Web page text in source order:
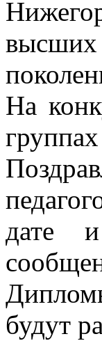
высших
На
дате
будут